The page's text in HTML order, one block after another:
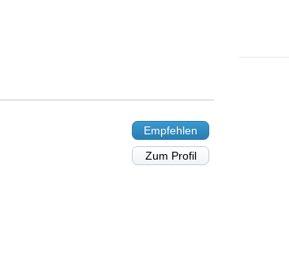
Empfehlen
Zum Profil